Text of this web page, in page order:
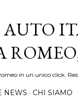
AUTO
in un unico click.
NEWS CHI SIAMO